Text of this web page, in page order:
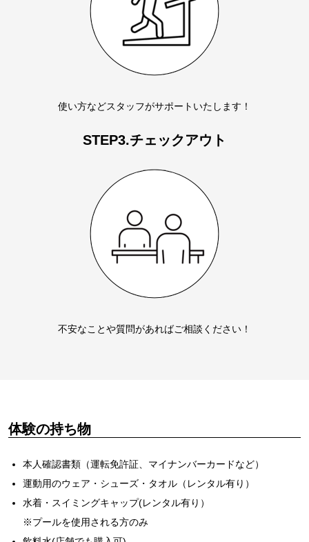
使い方などスタッフがサポートいたします！
STEP3.チェックアウト
不安なことや質問があればご相談ください！
体験の持ち物
本人確認書類（運転免許証、マイナンバーカードなど）
運動用のウェア・シューズ・タオル（レンタル有り）
水着・スイミングキャップ(レンタル有り）
※プールを使用される方のみ